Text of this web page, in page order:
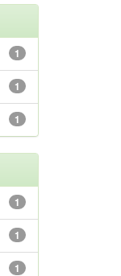
1
1
1
1
1
1